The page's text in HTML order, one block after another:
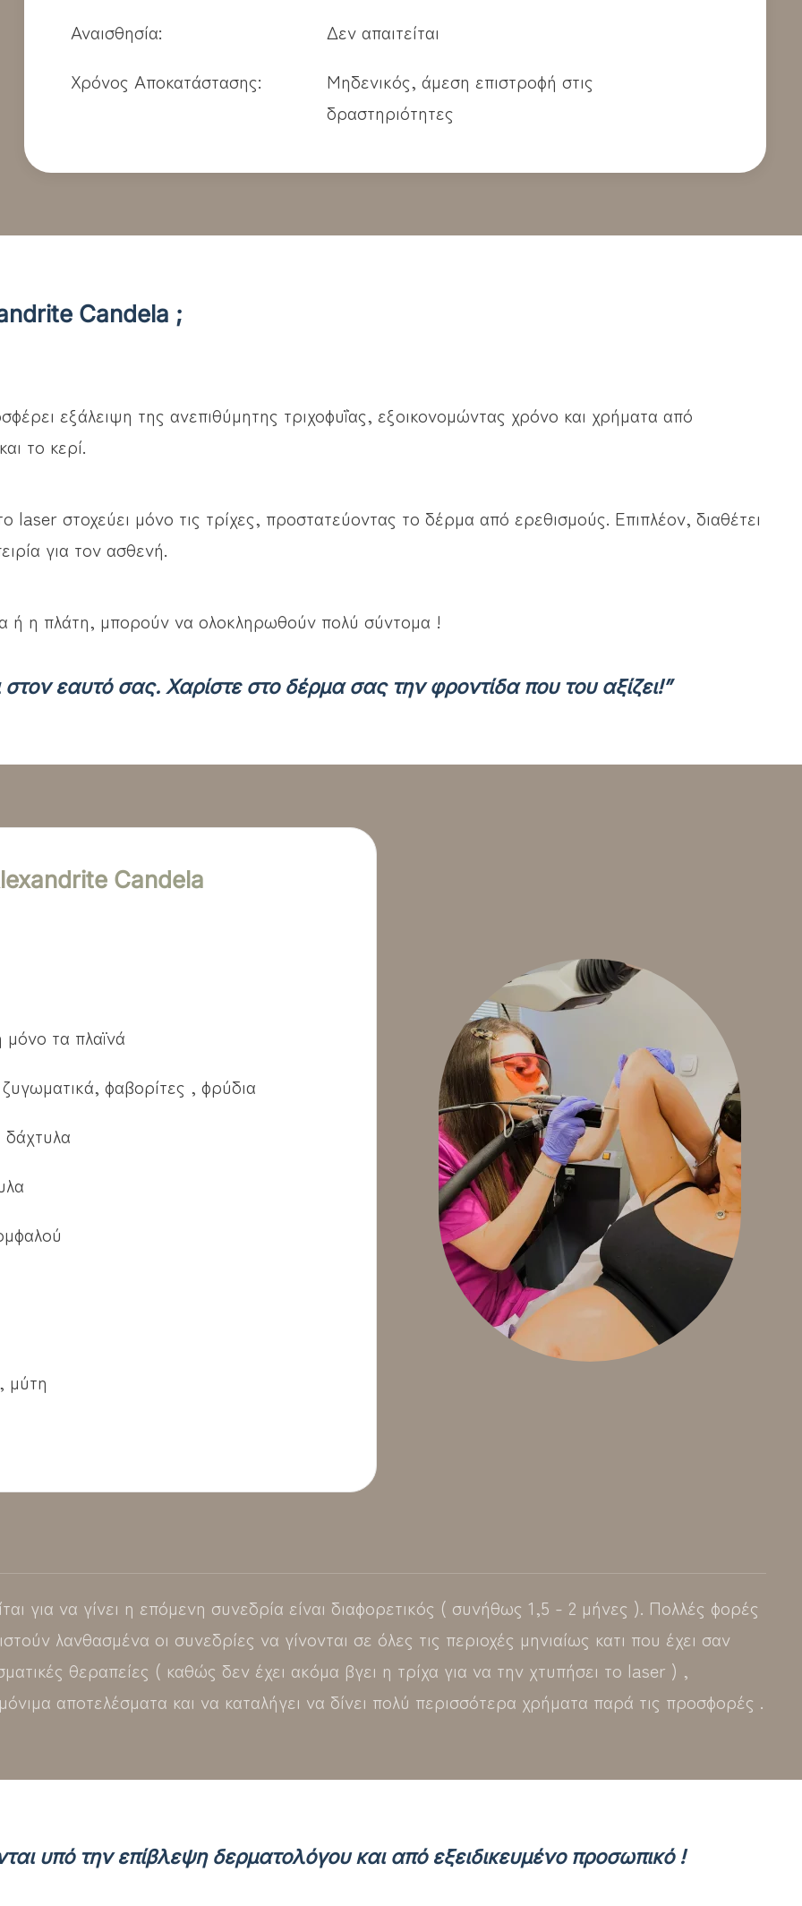
Αναισθησία:
Δεν απαιτείται
Χρόνος Αποκατάστασης:
Μηδενικός, άμεση επιστροφή στις
δραστηριότητες
Candela ;
εξάλειψη της ανεπιθύμητης τριχοφυΐας, εξοικονομώντας χρόνο και χρήματα από
το κερί.
laser στοχεύει μόνο τις τρίχες, προστατεύοντας το δέρμα από ερεθισμούς. Επιπλέον, διαθέτει
για τον ασθενή.
ή η πλάτη, μπορούν να ολοκληρωθούν πολύ σύντομα !
εαυτό σας. Χαρίστε στο δέρμα σας την φροντίδα που του αξίζει!”
Candela
τα πλαϊνά
φαβορίτες , φρύδια
μύτη
για να γίνει η επόμενη συνεδρία είναι διαφορετικός ( συνήθως 1,5 - 2 μήνες ). Πολλές φορές
λανθασμένα οι συνεδρίες να γίνονται σε όλες τις περιοχές μηνιαίως κατι που έχει σαν
θεραπείες ( καθώς δεν έχει ακόμα βγει η τρίχα για να την χτυπήσει το laser ) ,
αποτελέσματα και να καταλήγει να δίνει πολύ περισσότερα χρήματα παρά τις προσφορές .
υπό την επίβλεψη δερματολόγου και από εξειδικευμένο προσωπικό !